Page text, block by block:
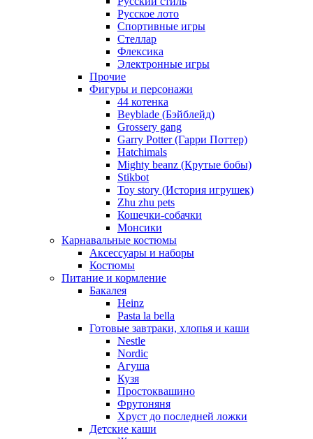
Русское лото
Спортивные игры
Стеллар
Флексика
Электронные игры
Прочие
Фигуры и персонажи
44 котенка
Beyblade (Бэйблейд)
Grossery gang
Garry Potter (Гарри Поттер)
Hatchimals
Mighty beanz (Крутые бобы)
Stikbot
Toy story (История игрушек)
Zhu zhu pets
Кошечки-собачки
Монсики
Карнавальные костюмы
Аксессуары и наборы
Костюмы
Питание и кормление
Бакалея
Heinz
Pasta la bella
Готовые завтраки, хлопья и каши
Nestle
Nordic
Агуша
Кузя
Простоквашино
Фрутоняня
Хруст до последней ложки
Детские каши